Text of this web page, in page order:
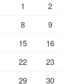
1
2
8
9
15
16
22
23
29
30